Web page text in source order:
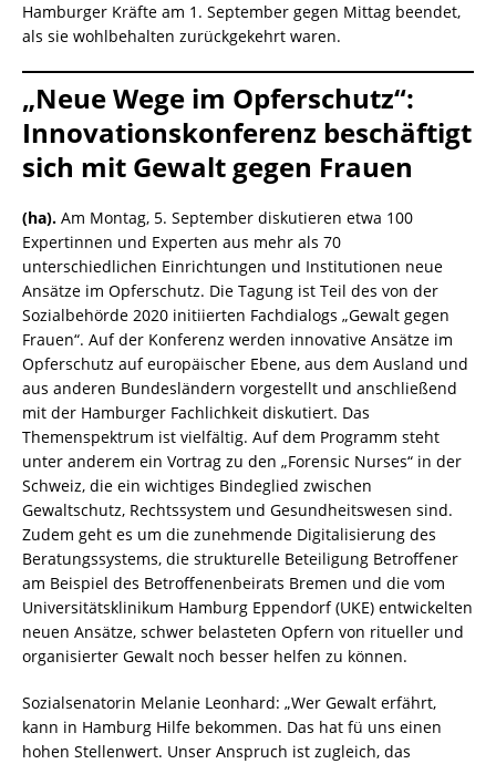
Hamburger Kräfte am 1. September gegen Mittag beendet,
als sie wohlbehalten zurückgekehrt waren.
„Neue Wege im Opferschutz“:
Innovationskonferenz beschäftigt
sich mit Gewalt gegen Frauen
(ha). Am Montag, 5. September diskutieren etwa 100
Expertinnen und Experten aus mehr als 70
unterschiedlichen Einrichtungen und Institutionen neue
Ansätze im Opferschutz. Die Tagung ist Teil des von der
Sozialbehörde 2020 initiierten Fachdialogs „Gewalt gegen
Frauen“. Auf der Konferenz werden innovative Ansätze im
Opferschutz auf europäischer Ebene, aus dem Ausland und
aus anderen Bundesländern vorgestellt und anschließend
mit der Hamburger Fachlichkeit diskutiert. Das
Themenspektrum ist vielfältig. Auf dem Programm steht
unter anderem ein Vortrag zu den „Forensic Nurses“ in der
Schweiz, die ein wichtiges Bindeglied zwischen
Gewaltschutz, Rechtssystem und Gesundheitswesen sind.
Zudem geht es um die zunehmende Digitalisierung des
Beratungssystems, die strukturelle Beteiligung Betroffener
am Beispiel des Betroffenenbeirats Bremen und die vom
Universitätsklinikum Hamburg Eppendorf (UKE) entwickelten
neuen Ansätze, schwer belasteten Opfern von ritueller und
organisierter Gewalt noch besser helfen zu können.
Sozialsenatorin Melanie Leonhard: „Wer Gewalt erfährt,
kann in Hamburg Hilfe bekommen. Das hat fü uns einen
hohen Stellenwert. Unser Anspruch ist zugleich, das